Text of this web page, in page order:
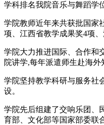
学科排名我院音乐与舞蹈学
学院教师近年来共获批国家
项、江西省教学成果奖4项
学院大力推进国际、合作和
院讲学,每年派遣师生赴海外
学院坚持教学科研与服务社
设。
学院先后组建了交响乐团、
育部、文化部等国家部委联